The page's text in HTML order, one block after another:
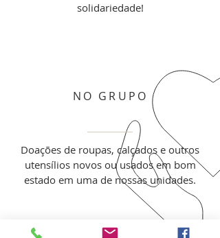
solidariedade!
NO GRUPO
Doações de roupas, calçados e outros
utensílios novos ou usados em bom
estado em uma de nossas unidades.